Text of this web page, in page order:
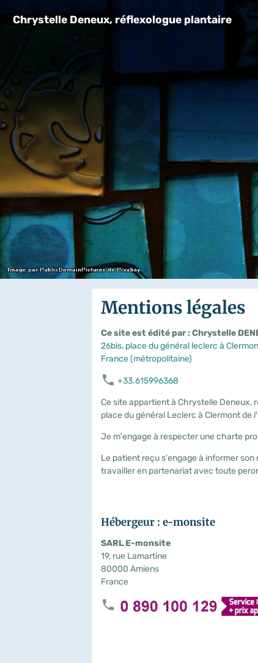
Chrystelle Deneux, réflexologue plantaire
Mentions légales
Ce site est édité par : Chrystelle
26bis, place du général leclerc à
France (métropolitaine)
+33.615996368
Ce site appartient à Chrystelle Deneux,
place du général Leclerc à Clermont de
Je m'engage à respecter une charte
Le patient reçu s'engage à informer
travailler en partenariat avec toute
Hébergeur : e-monsite
SARL E-monsite
19, rue Lamartine
80000 Amiens
France